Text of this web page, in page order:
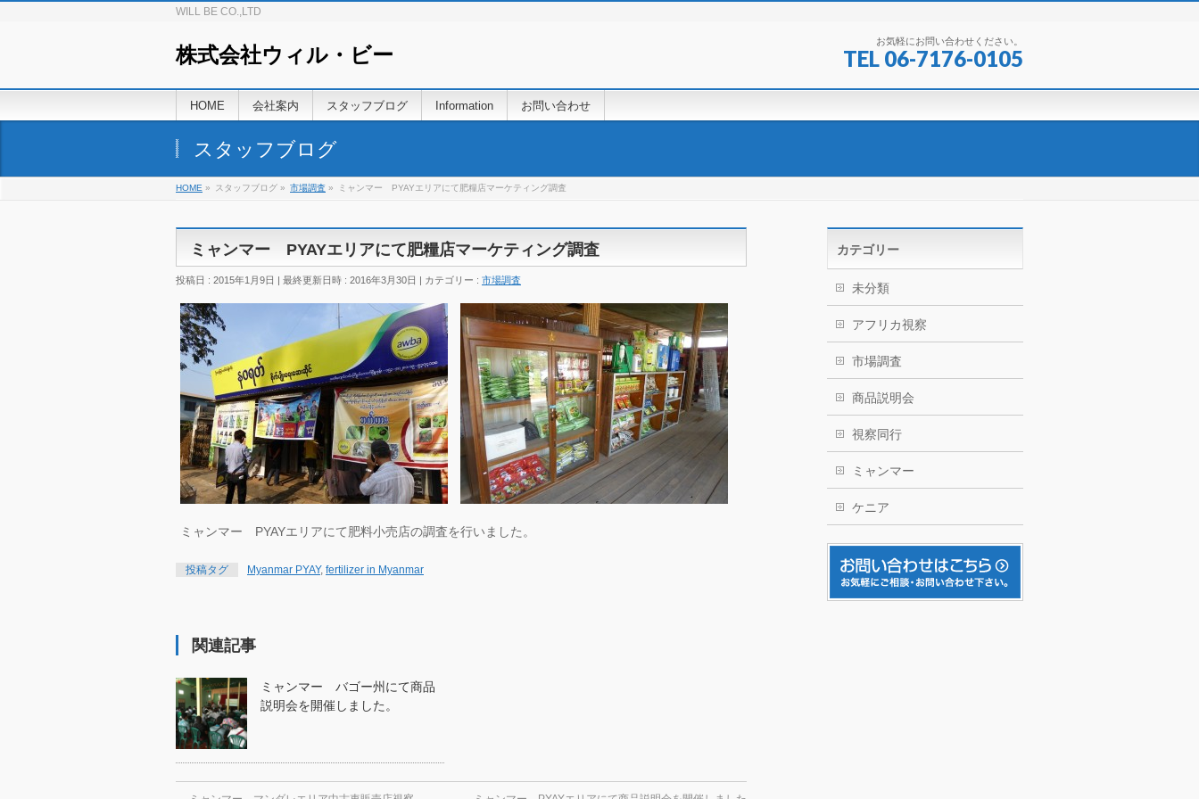
WILL BE CO.,LTD
株式会社ウィル・ビー
お気軽にお問い合わせください。
TEL 06-7176-0105
HOME 会社案内 スタッフブログ Information お問い合わせ
スタッフブログ
HOME » スタッフブログ » 市場調査 » ミャンマー PYAYエリアにて肥糧店マーケティング調査
ミャンマー PYAYエリアにて肥糧店マーケティング調査
投稿日 : 2015年1月9日 最終更新日時 : 2016年3月30日 カテゴリー : 市場調査
ミャンマー PYAYエリアにて肥料小売店の調査を行いました。
投稿タグ Myanmar PYAY, fertilizer in Myanmar
関連記事
ミャンマー バゴー州にて商品
説明会を開催しました。
カテゴリー
未分類
アフリカ視察
市場調査
商品説明会
視察同行
ミャンマー
ケニア